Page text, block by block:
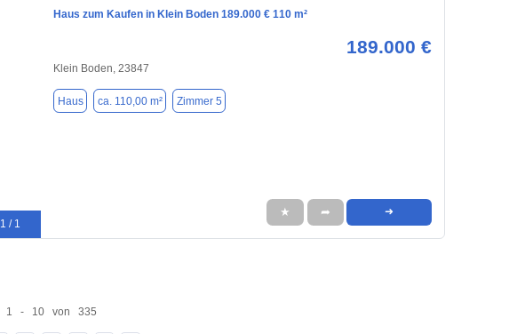
1 / 1
Haus zum Kaufen in Klein Boden 189.000 € 110 m²
189.000 €
Klein Boden, 23847
Haus ca. 110,00 m² Zimmer 5
★ ➦ ➜
1 - 10 von 335